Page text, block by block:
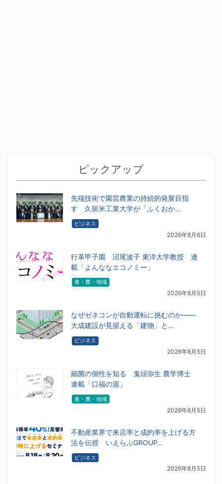
ピックアップ
先端技術で園芸農業の持続的発展目指
す 久留米工業大学が「ふくおか…
ビジネス
2026年8月6日
行革甲子園 沼尾波子 東洋大学教授 連
載「よんななエコノミー」
食・農・地域
2026年8月5日
なぜゼネコンが自動運転に挑むのか――
大成建設が見据える「建物」と…
ビジネス
2026年8月5日
細菌の個性を知る 鬼頭弥生 農学博士
連載「口福の源」
食・農・地域
2026年8月5日
不動産業界で来店率と成約率を上げる方
法を伝授 いえらぶGROUP…
ビジネス
2026年8月5日